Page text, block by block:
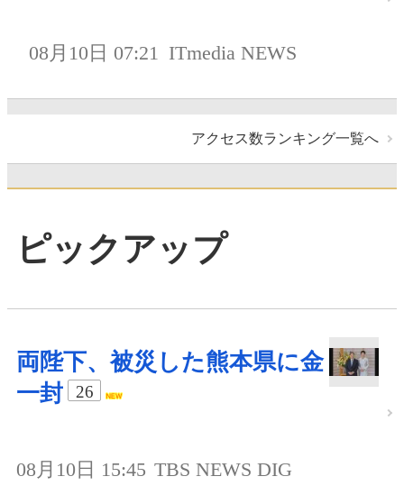
08月10日 07:21 ITmedia NEWS
アクセス数ランキング一覧へ
ピックアップ
両陛下、被災した熊本県に金
一封
26
08月10日 15:45 TBS NEWS DIG